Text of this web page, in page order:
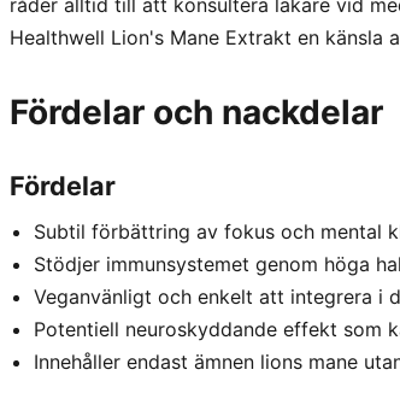
Healthwell Lion's Mane Extrakt en
Fördelar och nackdelar
Fördelar
Subtil förbättring av fokus och mental
Stödjer immunsystemet genom höga
Veganvänligt och enkelt att integrera i
Potentiell neuroskyddande effekt som
Innehåller endast ämnen lions mane